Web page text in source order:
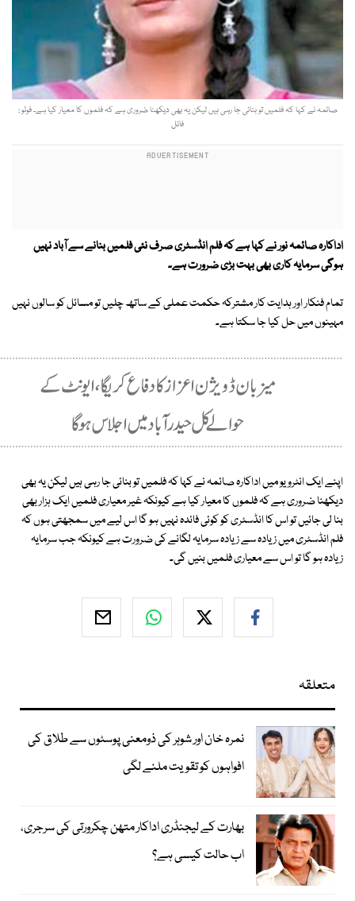
صائمہ نے کہا کہ فلمیں تو بنائی جا رہی ہیں لیکن یہ بھی دیکھنا ضروری ہے کہ فلموں کا معیار کیا ہے۔ فوٹو :
فائل
اداکارہ صائمہ نور نے کہا ہے کہ فلم انڈسٹری صرف نئی فلمیں بنانے سے آباد نہیں
ہوگی سرمایہ کاری بھی بہت بڑی ضرورت ہے۔
تمام فنکار اور ہدایت کار مشترکہ حکمت عملی کے ساتھ چلیں تو مسائل کو سالوں نہیں
مہینوں میں حل کیا جا سکتا ہے۔
اپنے ایک انٹرویو میں اداکارہ صائمہ نے کہا کہ فلمیں تو بنائی جا رہی ہیں لیکن یہ بھی
دیکھنا ضروری ہے کہ فلموں کا معیار کیا ہے کیونکہ غیر معیاری فلمیں ایک ہزار بھی
بنا لی جائیں تو اس کا انڈسٹری کو کوئی فائدہ نہیں ہو گا اس لیے میں سمجھتی ہوں کہ
فلم انڈسٹری میں زیادہ سے زیادہ سرمایہ لگانے کی ضرورت ہے کیونکہ جب سرمایہ
زیادہ ہو گا تو اس سے معیاری فلمیں بنیں گی۔
متعلقہ
نمرہ خان اور شوہر کی ذومعنی پوسٹوں سے طلاق کی
افواہوں کو تقویت ملنے لگی
بھارت کے لیجنڈری اداکار متھن چکرورتی کی سرجری،
اب حالت کیسی ہے؟